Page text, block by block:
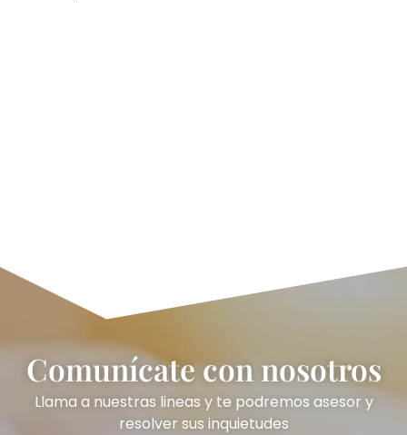
Comunícate con nosotros
Llama a nuestras lineas y te podremos asesor y
resolver sus inquietudes